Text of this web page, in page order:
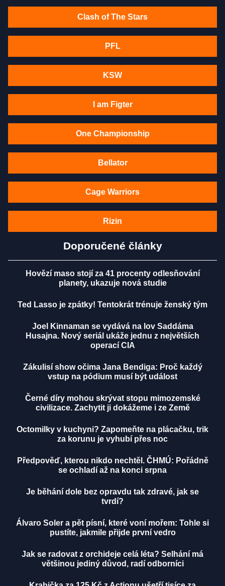
Clash of The Stars
PFL
KSW
I am Figter
One Championship
Bellator
Cage Warriors
Rizin
Doporučené články
Hovězí maso stojí za 41 procenty odlesňování
planety, ukazuje nová studie
Ted Lasso je zpátky! Tentokrát trénuje ženský tým
Joel Kinnaman se vydává na lov Saddáma
Husajna. Nový seriál ukáže jednu z největších
operací CIA
Zákulisí show očima Jana Bendiga: Proč každý
vstup na pódium musí být událost
Černé díry mohou skrývat stopu mimozemské
civilizace. Zachytit ji dokážeme i ze Země
Octomilky v kuchyni? Zapomeňte na plácačku, trik
za korunu je vyhubí přes noc
Předpověď, kterou nikdo nechtěl. ČHMÚ: Pořádně
se ochladí až na konci srpna
Je běhání dole bez opravdu tak zdravé, jak se
tvrdí?
Álvaro Soler a pět písní, které voní mořem: Tohle si
pustíte, jakmile přijde první vedro
Jak se radovat z orchideje celá léta? Selhání má
většinou jediný důvod, radí odborníci